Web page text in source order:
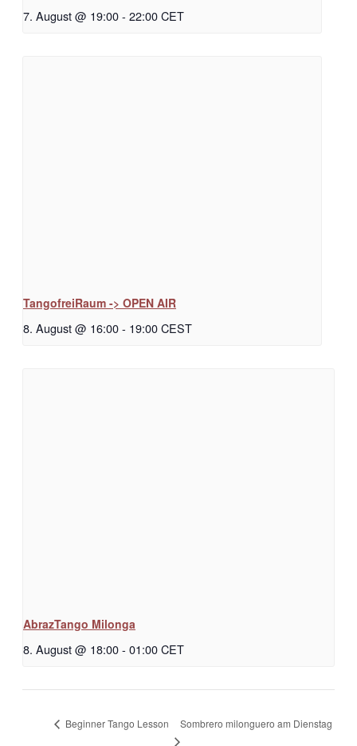
7. August @ 19:00- 22:00CET
TangofreiRaum -> OPEN AIR
8. August @ 16:00- 19:00CEST
AbrazTango Milonga
8. August @ 18:00- 01:00CET
Beginner Tango Lesson Sombrero milonguero am Dienstag